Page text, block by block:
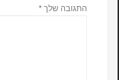
התגובה שלך *